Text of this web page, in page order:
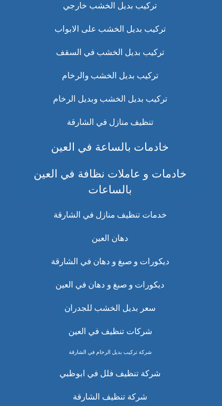
تركيب بديل الخشب خارجي
تركيب بديل الخشب على الابواب
تركيب بديل الخشب في السقف
تركيب بديل الخشب والرخام
تركيب بديل الخشب وبديل الرخام
تنظيف منازل في الشارقة
خادمات بالساعة في العين
خادمات و عاملات نظافة في العين
بالساعات
خدمات تنظيف منازل في الشارقة
دهان العين
ديكورات و صبغ و دهان في الشارقة
ديكورات و صبغ و دهان في العين
سعر بديل الخشب للجدران
شركات تنظيف في العين
شركة تركيب بديل الرخام في الشارقة
شركة تنظيف فلل في ابوظبي
شركة تنظيف الشارقة